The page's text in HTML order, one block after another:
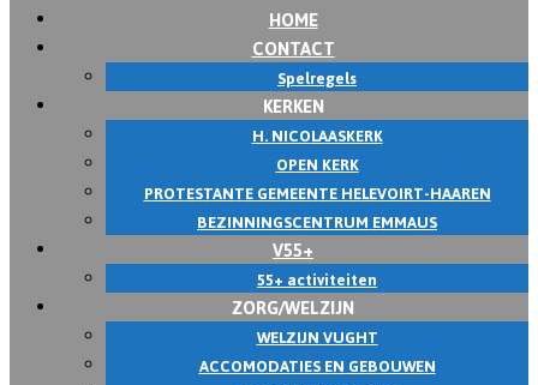
HOME
CONTACT
Spelregels
KERKEN
H. NICOLAASKERK
OPEN KERK
PROTESTANTE GEMEENTE HELEVOIRT-HAAREN
BEZINNINGSCENTRUM EMMAUS
V55+
55+ activiteiten
ZORG/WELZIJN
WELZIJN VUGHT
ACCOMODATIES EN GEBOUWEN